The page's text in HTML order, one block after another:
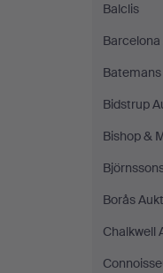
Balclis
Bidstrup
Bishop &
Borås
Chalkwell